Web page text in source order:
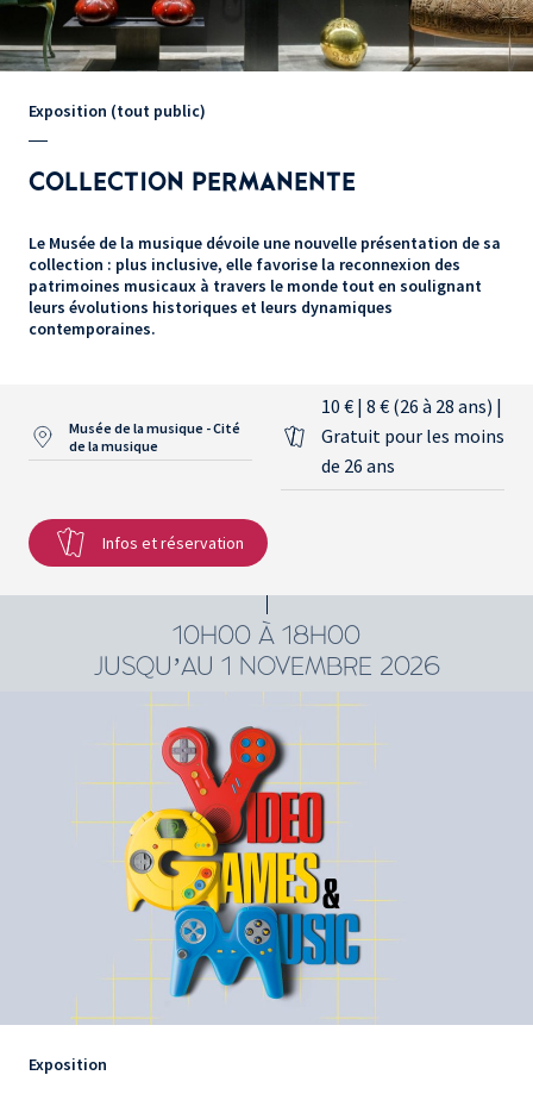
Exposition (tout public)
COLLECTION PERMANENTE
Le Musée de la musique dévoile une nouvelle présentation de sa
collection : plus inclusive, elle favorise la reconnexion des
patrimoines musicaux à travers le monde tout en soulignant
leurs évolutions historiques et leurs dynamiques
contemporaines.
Musée de la musique - Cité
de la musique
10 € | 8 € (26 à 28 ans) |
Gratuit pour les moins
de 26 ans
Infos et réservation
10H00 À 18H00
JUSQU’AU 1 NOVEMBRE 2026
Exposition